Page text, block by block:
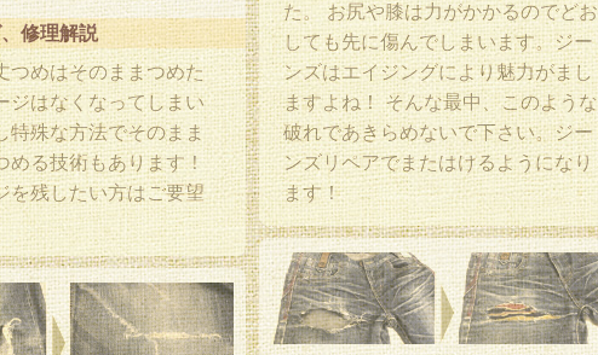
た。 お尻や膝は力がかかるのでどお
しても先に傷んでしまいます。ジー
ンズはエイジングにより魅力がまし
ますよね！ そんな最中、このような
破れであきらめないで下さい。ジー
ンズリペアでまたはけるようになり
ます！
修理解説
つめはそのままつめた
ジはなくなってしまい
特殊な方法でそのまま
める技術もあります！
を残したい方はご要望